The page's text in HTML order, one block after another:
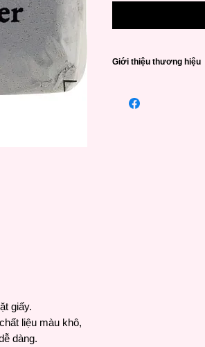
giấy.
liệu màu khô,
dàng.
Giới thiệu thương hiệu
Áo có kinh nghiệm